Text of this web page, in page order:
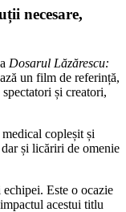
necesare,
Dosarul Lăzărescu:
un film de referință,
și creatori,
copleșit și
și licăriri de omenie
Este o ocazie
acestui titlu